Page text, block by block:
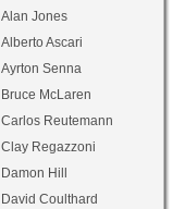
Alan Jones
Alberto Ascari
Ayrton Senna
Bruce McLaren
Carlos Reutemann
Clay Regazzoni
Damon Hill
David Coulthard